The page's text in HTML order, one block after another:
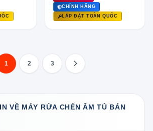
CHÍNH HÃNG
LẮP ĐẶT TOÀN QUỐC
1 2 3
VỀ MÁY RỬA CHÉN ÂM TỦ BÁN